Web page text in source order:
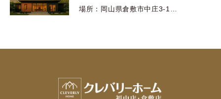
場所：岡山県倉敷市中庄3-1…